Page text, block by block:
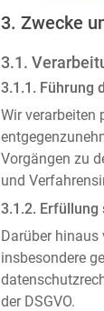
3. Zwecke
3.1.
3.1.1. Führung
Wir verarbeiten
Vorgängen zu
und
3.1.2.
Darüber hinaus
insbesondere
der DSGVO.